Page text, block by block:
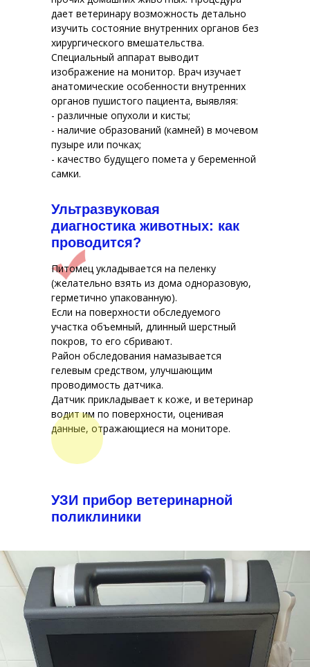
дает ветеринару возможность детально
изучить состояние внутренних органов без
хирургического вмешательства.
Специальный аппарат выводит
изображение на монитор. Врач изучает
анатомические особенности внутренних
органов пушистого пациента, выявляя:
- различные опухоли и кисты;
- наличие образований (камней) в мочевом
пузыре или почках;
- качество будущего помета у беременной
самки.
Ультразвуковая
диагностика животных: как
проводится?
Питомец укладывается на пеленку
(желательно взять из дома одноразовую,
герметично упакованную).
Если на поверхности обследуемого
участка объемный, длинный шерстный
покров, то его сбривают.
Район обследования намазывается
гелевым средством, улучшающим
проводимость датчика.
Датчик прикладывает к коже, и ветеринар
водит им по поверхности, оценивая
данные, отражающиеся на мониторе.
УЗИ прибор ветеринарной
поликлиники